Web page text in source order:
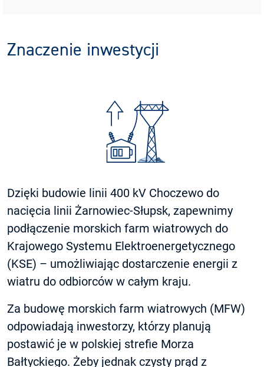
Znaczenie inwestycji
Dzięki budowie linii 400 kV Choczewo do
nacięcia linii Żarnowiec-Słupsk, zapewnimy
podłączenie morskich farm wiatrowych do
Krajowego Systemu Elektroenergetycznego
(KSE) – umożliwiając dostarczenie energii z
wiatru do odbiorców w całym kraju.
Za budowę morskich farm wiatrowych (MFW)
odpowiadają inwestorzy, którzy planują
postawić je w polskiej strefie Morza
Bałtyckiego. Żeby jednak czysty prąd z